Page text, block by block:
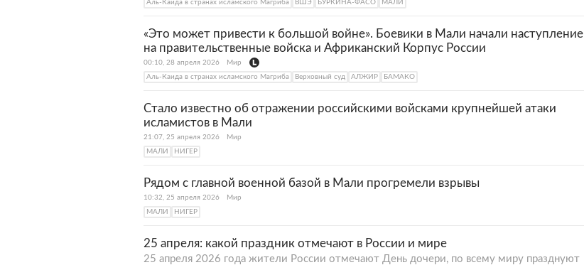
Аль-Каида в странах исламского Магриба
ВШЭ БУРКИНА-ФАСО МАЛИ
«Это может привести к большой войне». Боевики в Мали начали наступление
на правительственные войска и Африканский Корпус России
00:10, 28 апреля 2026
Мир
Аль-Каида в странах исламского Магриба
Верховный суд АЛЖИР БАМАКО
Стало известно об отражении российскими войсками крупнейшей атаки
исламистов в Мали
21:07, 25 апреля 2026
Мир
МАЛИ
НИГЕР
Рядом с главной военной базой в Мали прогремели взрывы
10:32, 25 апреля 2026
Мир
МАЛИ
НИГЕР
25 апреля: какой праздник отмечают в России и мире
25 апреля 2026 года жители России отмечают День дочери, по всему миру празднуют